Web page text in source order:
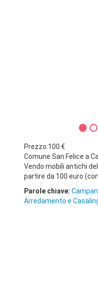
Prezzo:100 €
Comune:San Felice a
Vendo mobili antichi
partire da 100 euro
Parole chiave:
Arredamento e